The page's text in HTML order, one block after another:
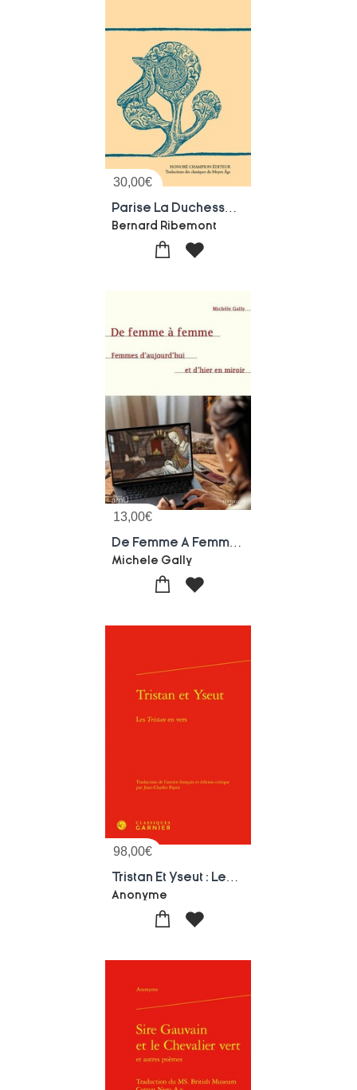
30,00€
Bernard Ribemont
13,00€
Michele Gally
98,00€
Anonyme